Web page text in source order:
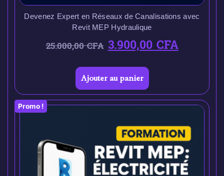
Devenez Expert en Réseaux de Canalisations avec
Revit MEP Hydraulique
25.000,00CFA 3.900,00CFA
Ajouter au panier
Promo !